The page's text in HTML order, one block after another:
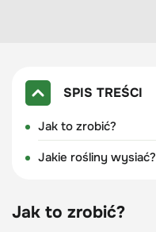
SPIS TREŚCI
Jak to zrobić?
Jakie rośliny wysiać?
Jak to zrobić?